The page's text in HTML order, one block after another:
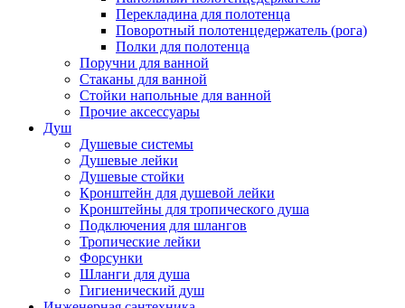
Перекладина для полотенца
Поворотный полотенцедержатель (рога)
Полки для полотенца
Поручни для ванной
Стаканы для ванной
Стойки напольные для ванной
Прочие аксессуары
Душ
Душевые системы
Душевые лейки
Душевые стойки
Кронштейн для душевой лейки
Кронштейны для тропического душа
Подключения для шлангов
Тропические лейки
Форсунки
Шланги для душа
Гигиенический душ